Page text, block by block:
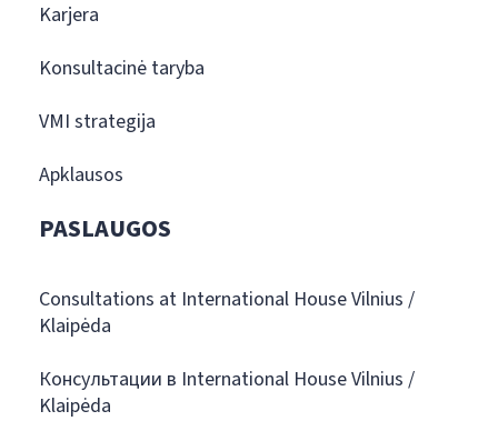
Karjera
Konsultacinė taryba
VMI strategija
Apklausos
PASLAUGOS
Consultations at International House Vilnius /
Klaipėda
Консультации в International House Vilnius /
Klaipėda